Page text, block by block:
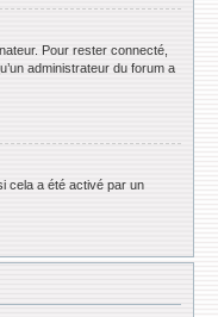
Pour rester connecté,
administrateur du forum a
cela a été activé par un